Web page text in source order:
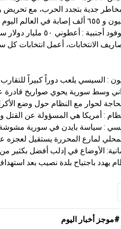
جدية بتجدد الحرب، مع تحريض
العالم اليوم
٥٠ مليار دولار سنوياً أسمح بالتظاهر
الانتخابات، أعمل انتخابات كل
: السيسي يلعب دوراً كبيراً للتقارب
وسط سورية يحوي صواريخ قادرة
لحوار مع النظام حول وضع
: أمريكا هي المسؤولة عن القتل
: سياسة بايدن في سورية
لمارع المحررة يستقيل لعجزه
الأوضاع في إدلب أفضل بكثير
يهدد باجتياح بلدة نصيب بعد
موجز أخبار اليوم